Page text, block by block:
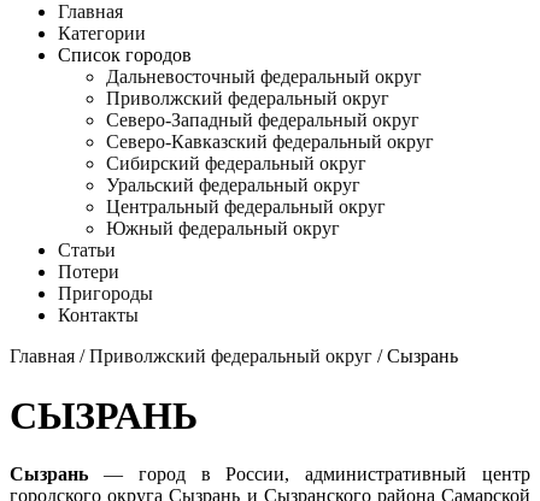
Главная
Категории
Список городов
Дальневосточный федеральный округ
Приволжский федеральный округ
Северо-Западный федеральный округ
Северо-Кавказский федеральный округ
Сибирский федеральный округ
Уральский федеральный округ
Центральный федеральный округ
Южный федеральный округ
Статьи
Потери
Пригороды
Контакты
Главная /Приволжский федеральный округ / Сызрань
СЫЗРАНЬ
Сызрань — город в России, административный центр
городского округа Сызрань и Сызранского района Самарской